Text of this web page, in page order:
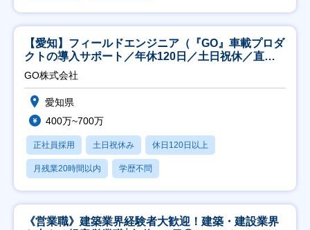
【愛知】フィールドエンジニア（『GO』車載プロダ
クトの導入サポート／年休120日／土日祝休／直行
直帰
GO株式会社
愛知県
400万~700万
正社員採用 土日祝休み 休日120日以上
月残業20時間以内 学歴不問
《営業職》建築業界経験者大歓迎！建築・建設業界